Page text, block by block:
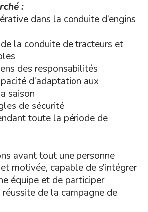
:
dans la conduite d’engins
la conduite de tracteurs et
des responsabilités
d’adaptation aux
saison
de sécurité
toute la période de
avant tout une personne
motivée, capable de s’intégrer
équipe et de participer
de la campagne de